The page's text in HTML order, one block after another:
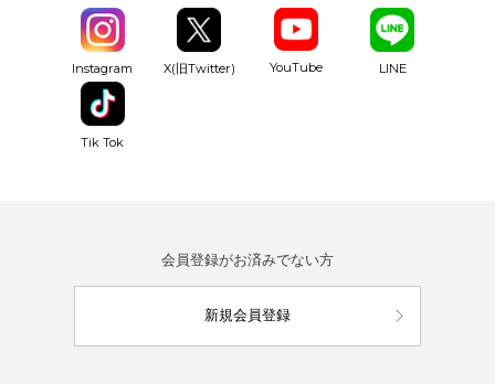
Instagram X(旧Twitter) YouTube LINE
Tik Tok
会員登録がお済みでない方
新規会員登録